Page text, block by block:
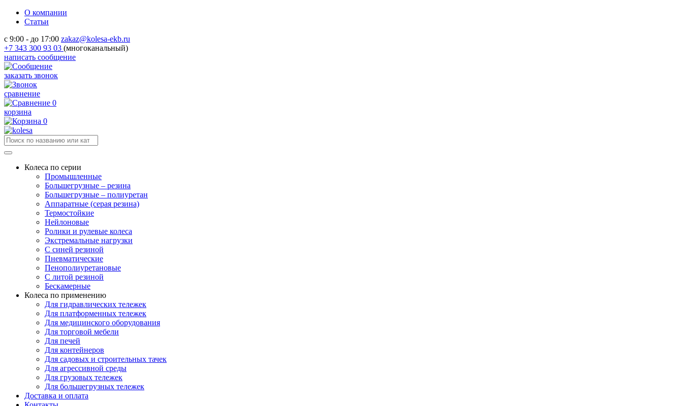
О компании
Статьи
с 9:00 - до 17:00 zakaz@kolesa-ekb.ru
+7 343 300 93 03 (многоканальный)
написать сообщение
заказать звонок
сравнение
0
корзина
0
Колеса по серии
Промышленные
Большегрузные – резина
Большегрузные – полиуретан
Аппаратные (серая резина)
Термостойкие
Нейлоновые
Ролики и рулевые колеса
Экстремальные нагрузки
С синей резиной
Пневматические
Пенополиуретановые
С литой резиной
Бескамерные
Колеса по применению
Для гидравлических тележек
Для платформенных тележек
Для медицинского оборудования
Для торговой мебели
Для печей
Для контейнеров
Для садовых и строительных тачек
Для агрессивной среды
Для грузовых тележек
Для большегрузных тележек
Доставка и оплата